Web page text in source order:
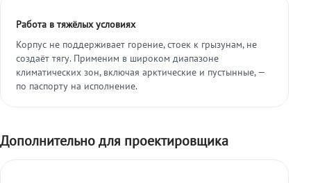
Работа в тяжёлых условиях
Корпус не поддерживает горение, стоек к грызунам, не
создаёт тягу. Применим в широком диапазоне
климатических зон, включая арктические и пустынные, —
по паспорту на исполнение.
Дополнительно для проектировщика